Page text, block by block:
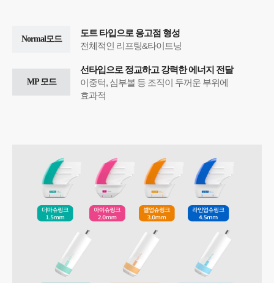
Normal모드
도트 타입으로 응고점 형성
전체적인 리프팅&타이트닝
MP 모드
선타입으로 정교하고 강력한 에너지 전달
이중턱, 심부볼 등 조직이 두꺼운 부위에
효과적